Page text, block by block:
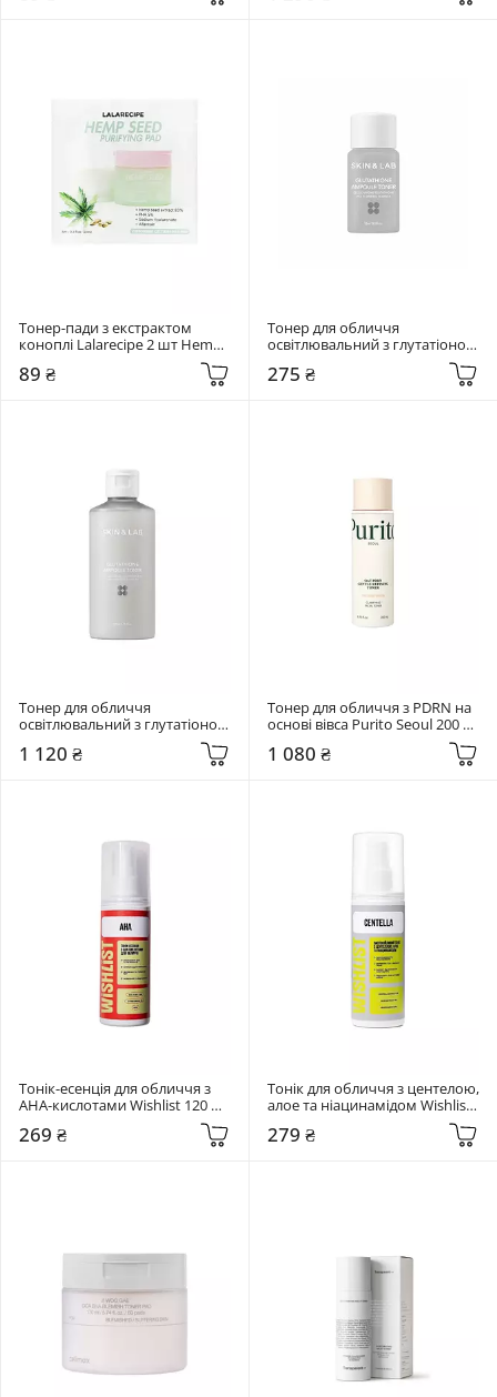
Тонер-пади з екстрактом
коноплі Lalarecipe 2 шт Hemp
89 ₴
Тонер для обличчя
освітлювальний з глутатіоном
Skin&Lab 15 мл Glutathione
Ampoule Toner
275 ₴
Тонер для обличчя
освітлювальний з глутатіоном
Skin&Lab 200 мл Glutathione
Ampoule Toner
1 120 ₴
Тонер для обличчя з PDRN на
основі вівса Purito Seoul 200
мл Oat PDRN Gentle Refining
Toner
1 080 ₴
Тонік-есенція для обличчя з
AHA-кислотами Wishlist 120 мл
269 ₴
Тонік для обличчя з центелою,
алое та ніацинамідом Wishlist
279 ₴